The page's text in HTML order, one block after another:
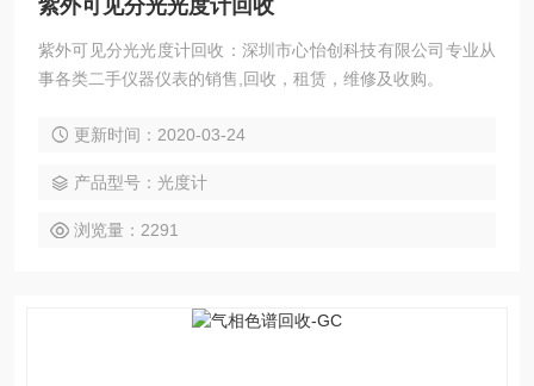
紫外可见分光光度计回收
紫外可见分光光度计回收：深圳市心怡创科技有限公司专业从
事各类二手仪器仪表的销售,回收，租赁，维修及收购。
更新时间：2020-03-24
产品型号：光度计
浏览量：2291